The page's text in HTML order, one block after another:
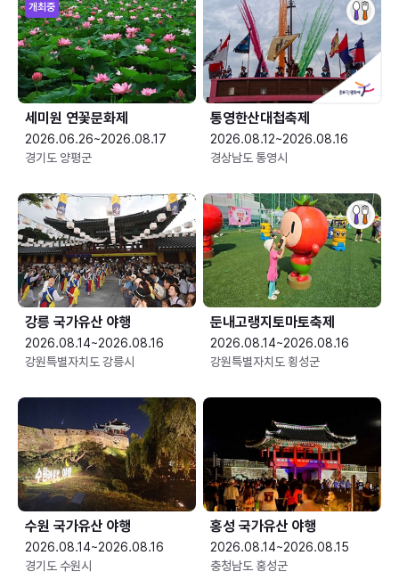
개최중
세미원 연꽃문화제
2026.06.26~2026.08.17
경기도 양평군
통영한산대첩축제
2026.08.12~2026.08.16
경상남도 통영시
강릉 국가유산 야행
2026.08.14~2026.08.16
강원특별자치도 강릉시
둔내고랭지토마토축제
2026.08.14~2026.08.16
강원특별자치도 횡성군
수원 국가유산 야행
2026.08.14~2026.08.16
경기도 수원시
홍성 국가유산 야행
2026.08.14~2026.08.15
충청남도 홍성군